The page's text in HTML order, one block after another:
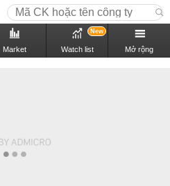
Market Watch list
New
Mở rộng